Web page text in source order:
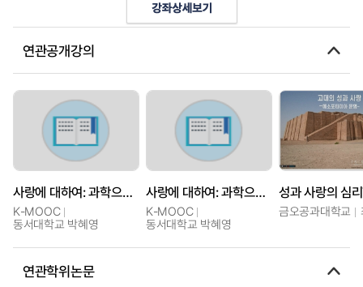
연관공개강의
사랑에 대하여: 과학으로 배우는 성과 젠더
K-MOOC
동서대학교 박혜영
사랑에 대하여: 과학으로 배우는 성과 젠더
K-MOOC
동서대학교 박혜영
성과 사랑의 심
금오공과대학교
연관학위논문